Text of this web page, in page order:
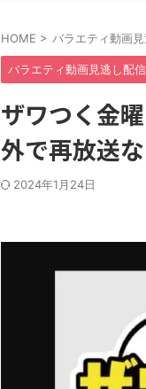
HOME > バラエティ動画
バラエティ動画見逃し配信
ザワつく金
外で再放送
2024年1月24日